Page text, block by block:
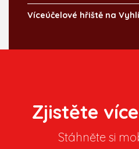
Víceúčelové hřiště na
Zjistěte
Stáhněte si